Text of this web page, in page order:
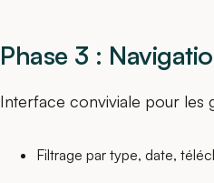
Phase 3 :
Interface conviviale pour les
Filtrage par type, date,